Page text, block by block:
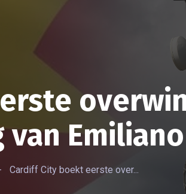
Cardiff City boekt eerste over...